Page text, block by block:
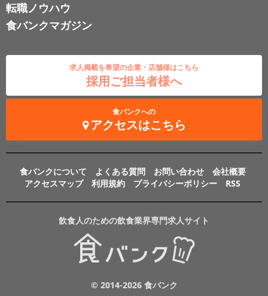
転職ノウハウ
食バンクマガジン
求人掲載を希望の企業・店舗様はこちら
採用ご担当者様へ
食バンクへの
アクセスはこちら
食バンクについて よくある質問 お問い合わせ
会社概要
アクセスマップ
利用規約 プライバシーポリシー RSS
飲食人のための飲食業界専門求人サイト
© 2014-2026 食バンク